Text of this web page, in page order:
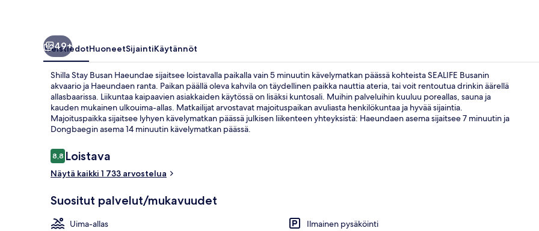
49+
YleistiedotHuoneetSijaintiKäytännöt
Shilla Stay Busan Haeundae sijaitsee loistavalla paikalla vain 5 minuutin kävelymatkan päässä kohteista SEALIFE Busanin
akvaario ja Haeundaen ranta. Paikan päällä oleva kahvila on täydellinen paikka nauttia ateria, tai voit rentoutua drinkin äärellä
allasbaarissa. Liikuntaa kaipaavien asiakkaiden käytössä on lisäksi kuntosali. Muihin palveluihin kuuluu poreallas, sauna ja
kauden mukainen ulkouima-allas. Matkailijat arvostavat majoituspaikan avuliasta henkilökuntaa ja hyvää sijaintia.
Majoituspaikka sijaitsee lyhyen kävelymatkan päässä julkisen liikenteen yhteyksistä: Haeundaen asema sijaitsee 7 minuutin ja
Dongbaegin asema 14 minuutin kävelymatkan päässä.
Arvostelut
8,88,8 kautta 10.
Loistava
Näytä kaikki 1 733 arvostelua
Suositut palvelut/mukavuudet
Uima-allas
Ilmainen pysäköinti